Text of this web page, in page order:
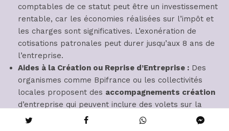
comptables de ce statut peut être un investissement
rentable, car les économies réalisées sur l’impôt et
les charges sont significatives. L’exonération de
cotisations patronales peut durer jusqu’aux 8 ans de
l’entreprise.
Aides à la Création ou Reprise d’Entreprise : Des
organismes comme Bpifrance ou les collectivités
locales proposent des accompagnements création
d’entreprise qui peuvent inclure des volets sur la
gestion financière. Bien que ne couvrant pas